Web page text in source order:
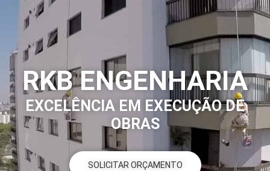
RKB ENGENHARIA
EXCELÊNCIA EM EXECUÇÃO DE
OBRAS
SOLICITAR ORÇAMENTO